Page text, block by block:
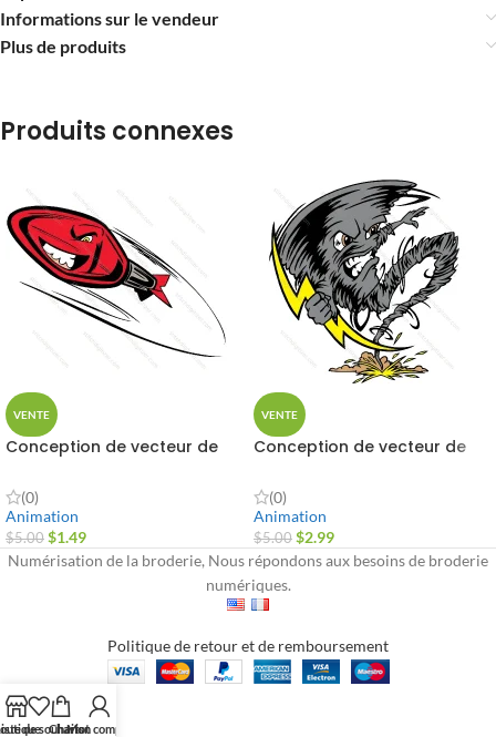
Informations sur le vendeur
Plus de produits
Produits connexes
VENTE
Conception de vecteur de
(0)
Animation
$5.00 $1.49
VENTE
Conception de vecteur de
(0)
Animation
$5.00 $2.99
Numérisation de la broderie, Nous répondons aux besoins de broderie
numériques.
Politique de retour et de remboursement
de souhaits
Chariot
Mon compte